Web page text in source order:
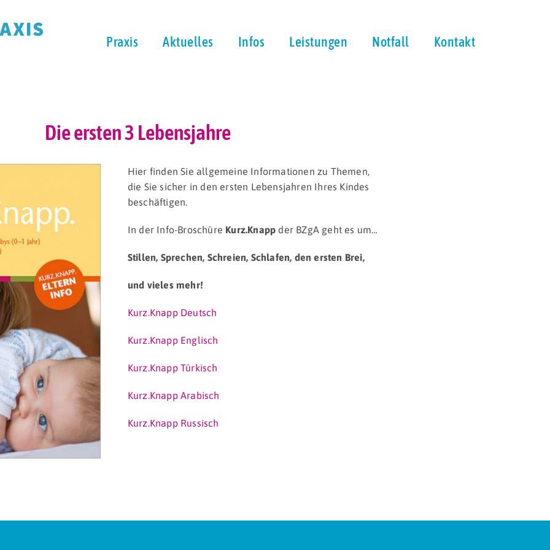
Praxis Aktuelles Infos Leistungen Notfall Kontakt
Die ersten 3 Lebensjahre
Hier finden Sie allgemeine Informationen zu Themen,
die Sie sicher in den ersten Lebensjahren Ihres Kindes
beschäftigen.
In der Info-Broschüre Kurz.Knapp der BZgA geht es um…
Stillen, Sprechen, Schreien, Schlafen, den ersten Brei,
und vieles mehr!
Kurz.Knapp Deutsch
Kurz.Knapp Englisch
Kurz.Knapp Türkisch
Kurz.Knapp Arabisch
Kurz.Knapp Russisch